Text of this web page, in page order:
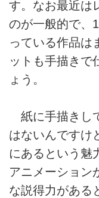
す。なお最近は
のが一般的で、
っている作品は
ットも手描きで
ょう。
紙に手描きし
はないんですけ
にあるという魅
アニメーション
な説得力がある